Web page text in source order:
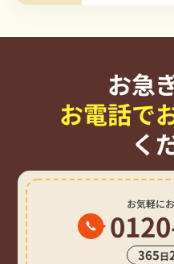
お急
お電話で
く
お気軽に
365日